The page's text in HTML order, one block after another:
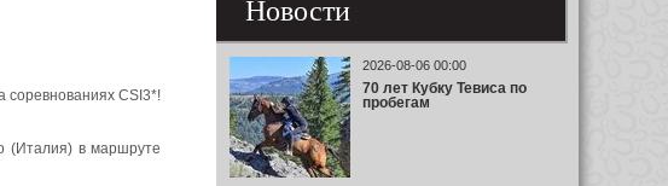
CSI3*!
(Италия) в маршруте
Новости
2026-08-06 00:00
70 лет Кубку Тевиса по
пробегам